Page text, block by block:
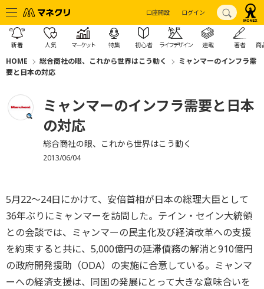
口座開設 ログイン
新着 人気 マーケット 特集 初心者 ライフデザイン 連載 著者 商
HOME 総合商社の眼、これから世界はこう動く
ミャンマーのインフラ需
要と日本の対応
ミャンマーのインフラ需要と日本
の対応
総合商社の眼、これから世界はこう動く
2013/06/04
5月22～24日にかけて、安倍首相が日本の総理大臣として
36年ぶりにミャンマーを訪問した。テイン・セイン大統領
との会談では、ミャンマーの民主化及び経済改革への支援
を約束すると共に、5,000億円の延滞債務の解消と910億円
の政府開発援助（ODA）の実施に合意している。ミャンマ
ーへの経済支援は、同国の発展にとって大きな意味合いを